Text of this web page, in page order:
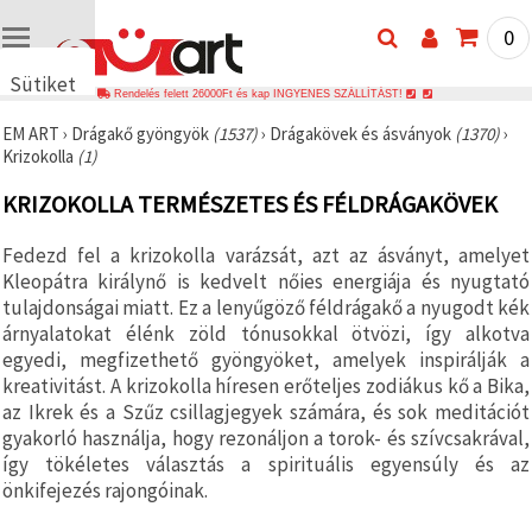
Sütiket
🍪 Cookie-
kat és
technológiákat
használunk
érdekében,
hogy
biztosítsuk
a weboldal
megfelelő
működését,
javítsuk az
Ön
felhasználói
élményét,
és az Ön
hozzájárulásával
elemezzük
a
0
Rendelés felett 26000Ft és kap INGYENES SZÁLLÍTÁST!
EM ART › Drágakő gyöngyök (1537)› Drágakövek és ásványok (1370)›
Krizokolla (1)
KRIZOKOLLA TERMÉSZETES ÉS FÉLDRÁGAKÖVEK
Fedezd fel a krizokolla varázsát, azt az ásványt, amelyet
Kleopátra királynő is kedvelt nőies energiája és nyugtató
tulajdonságai miatt. Ez a lenyűgöző féldrágakő a nyugodt kék
árnyalatokat élénk zöld tónusokkal ötvözi, így alkotva
egyedi, megfizethető gyöngyöket, amelyek inspirálják a
kreativitást. A krizokolla híresen erőteljes zodiákus kő a Bika,
az Ikrek és a Szűz csillagjegyek számára, és sok meditációt
gyakorló használja, hogy rezonáljon a torok- és szívcsakrával,
így tökéletes választás a spirituális egyensúly és az
önkifejezés rajongóinak.